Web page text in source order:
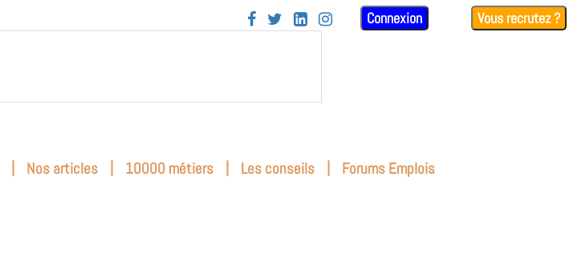
    Connexion Vous recrutez ?
| Nos articles | 10000 métiers | Les conseils | Forums Emplois